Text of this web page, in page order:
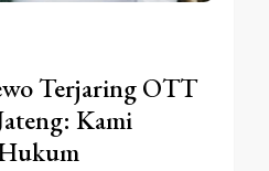
Terjaring OTT
Kami